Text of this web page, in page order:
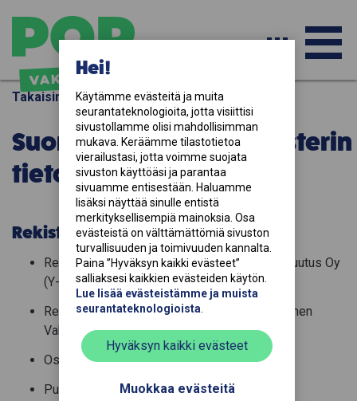
Hei!
Käytämme evästeitä ja muita
seurantateknologioita, jotta visiittisi
sivustollamme olisi mahdollisimman
mukava. Keräämme tilastotietoa
vierailustasi, jotta voimme suojata
sivuston käyttöäsi ja parantaa
sivuamme entisestään. Haluamme
lisäksi näyttää sinulle entistä
merkityksellisempiä mainoksia. Osa
evästeistä on välttämättömiä sivuston
turvallisuuden ja toimivuuden kannalta.
Paina ”Hyväksyn kaikki evästeet”
Lue lisää evästeistämme ja muista
seurantateknologioista
Hyväksyn kaikki evästeet
Muokkaa evästeitä
Takaisin
Suoramarkkinointirekisterin
tietosuojaseloste
Rekisterinpitäjä
Rekisterinpitäjänä toimii Suomen Vahinkovakuutus Oy
(Y-tunnus 2432824-6)
Rekisterinpitäjän yhteyshenkilönä toimii Suomen
Vahinkovakuutuksen tietosuojavastaava
Osoite: Hevosenkenkä 3, 02600 Espoo
Puhelinnumero: 010 3910 391